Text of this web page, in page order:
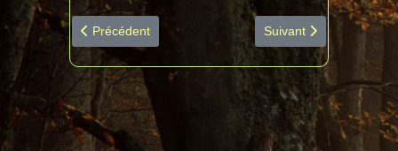
Article précédent : 2014-03-19 Crastes diapo espèces
Précédent Article suivant : 2013-
Suivant